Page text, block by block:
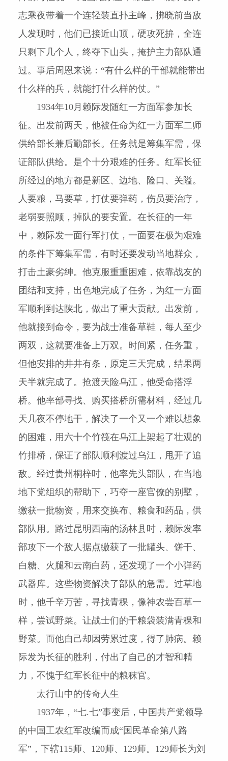
志乘夜带着一个连轻装直扑主峰，拂晓前当敌
人发现时，他们已接近山顶，硬攻死拚，全连
只剩下几个人，终夺下山头，掩护主力部队通
过。事后周恩来说：“有什么样的干部就能带出
什么样的兵，就能打什么样的仗。”
1934年10 月赖际发随红一方面军参加长
征。出发前两天，他被任命为红一方面军二师
供给部长兼后勤部长。任务就是筹集军需，保
证部队供给。是个十分艰难的任务。红军长征
所经过的地方都是新区、边地、险口、关隘。
人要粮，马要草，打仗要弹药，伤员要治疗，
老弱要照顾，掉队的要安置。在长征的一年
中，赖际发一面行军打仗，一面要在极为艰难
的条件下筹集军需，有时还要发动当地群众，
打击土豪劣绅。他克服重重困难，依靠战友的
团结和支持，出色地完成了任务，为红一方面
军顺利到达陕北，做出了重大贡献。出发前，
他就接到命令，要为战士准备草鞋，每人至少
两双，这就要准备上万双。时间紧，任务重，
但他安排的井井有条，原定三天完成，结果两
天半就完成了。抢渡天险乌江，他受命搭浮
桥。他率部寻找、购买搭桥所需材料，经过几
天几夜不停地干，解决了一个又一个难以想象
的困难，用六十个竹筏在乌江上架起了壮观的
竹排桥，保证了部队顺利渡过乌江，甩开了追
敌。经过贵州桐梓时，他率先头部队，在当地
地下党组织的帮助下，巧夺一座官僚的别墅，
缴获一批物资，用来交换布、粮食和药品，供
部队用。路过昆明西南的汤林县时，赖际发率
部攻下一个敌人据点缴获了一批罐头、饼干、
白糖、火腿和云南白药，还发现了一个小弹药
武器库。这些物资解决了部队的急需。过草地
时，他千辛万苦，寻找青稞，像神农尝百草一
样，尝试野菜。让战士们的干粮袋装满青稞和
野菜。而他自己却因劳累过度，得了肺病。赖
际发为长征的胜利，付出了自己的才智和精
力，不愧于红军长征中的粮秣官。
太行山中的传奇人生
1937年，“七.七”事变后，中国共产党领导
的中国工农红军改编而成“国民革命第八路
军”，下辖115师、 120师、 129师。 129师长为刘